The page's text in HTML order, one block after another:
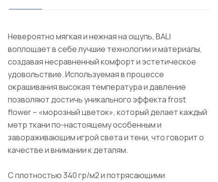
Невероятно мягкая и нежная на ощупь, BALI
воплощает в себе лучшие технологии и материалы,
создавая несравненный комфорт и эстетическое
удовольствие. Используемая в процессе
окрашивания высокая температура и давление
позволяют достичь уникального эффекта frost
flower – «морозный цветок», который делает каждый
метр ткани по-настоящему особенным и
завораживающим игрой света и тени, что говорит о
качестве и внимании к деталям.
С плотностью 340 гр/м2 и потрясающими